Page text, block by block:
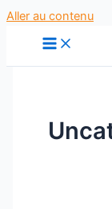
Aller au contenu